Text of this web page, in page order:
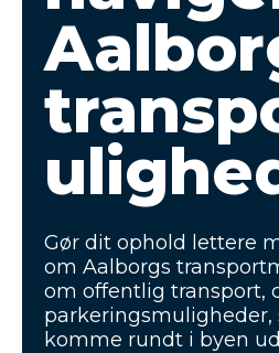
Gør dit ophold lettere
om Aalborgs
om offentlig transport,
parkeringsmuligheder,
komme rundt i byen